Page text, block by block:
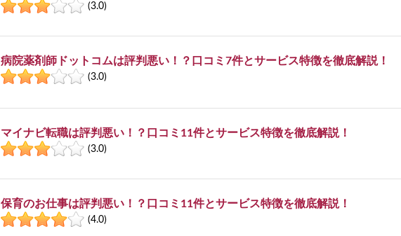
(3.0)
病院薬剤師ドットコムは評判悪い！？口コミ7件とサービス特徴を徹底解説！
(3.0)
マイナビ転職は評判悪い！？口コミ11件とサービス特徴を徹底解説！
(3.0)
保育のお仕事は評判悪い！？口コミ11件とサービス特徴を徹底解説！
(4.0)